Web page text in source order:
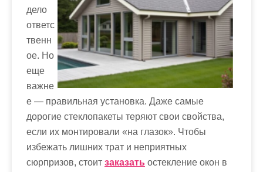
дело
ответс
твенн
ое. Но
еще
важне
е — правильная установка. Даже самые
дорогие стеклопакеты теряют свои свойства,
если их монтировали «на глазок». Чтобы
избежать лишних трат и неприятных
сюрпризов, стоит заказать остекление окон в